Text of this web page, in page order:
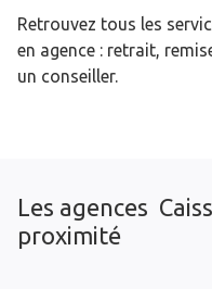
Retrouvez tous les
en agence : retrait,
un conseiller.
Les agences
proximité